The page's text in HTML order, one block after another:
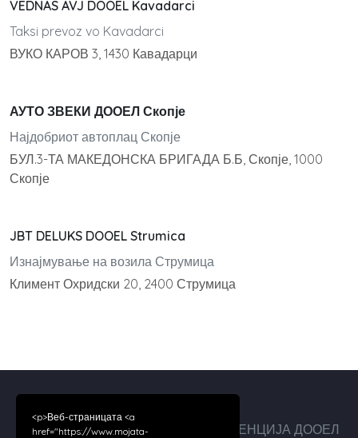
VEDNAS AVJ DOOEL Kavadarci
Taksi prevoz vo Kavadarci
ВУКО КАРОВ 3, 1430 Кавадарци
АУТО ЗВЕКИ ДООЕЛ Скопје
Најдобриот автоплац Скопје
БУЛ.3-ТА МАКЕДОНСКА БРИГАДА Б.Б, Скопје, 1000
Скопје
JBT DELUKS DOOEL Strumica
Изнајмување на возила Струмица
Климент Охридски 20, 2400 Струмица
Авторски права ©2026 ДИГИТАЛ АГЕНЦИЈА ДООЕЛ
<p>Веб-страницата <a
href="https://www.mojata-